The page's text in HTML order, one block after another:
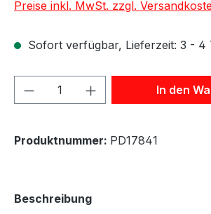
Preise inkl. MwSt. zzgl.
Sofort verfügbar, Lieferzeit: 3 - 4
Produkt Anzahl: Gib den
In den
Produktnummer: PD17841
Beschreibung